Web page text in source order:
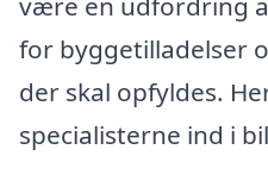
for byggetilladelser
der skal opfyldes.
specialisterne ind i